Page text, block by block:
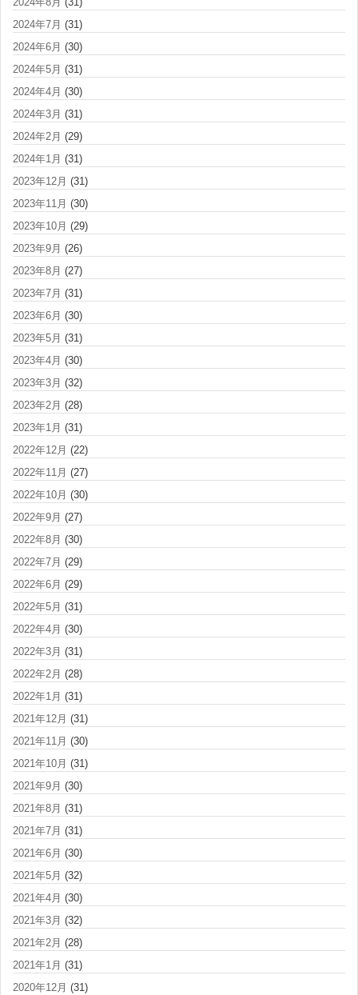
2024年7月 (31)
2024年6月 (30)
2024年5月 (31)
2024年4月 (30)
2024年3月 (31)
2024年2月 (29)
2024年1月 (31)
2023年12月 (31)
2023年11月 (30)
2023年10月 (29)
2023年9月 (26)
2023年8月 (27)
2023年7月 (31)
2023年6月 (30)
2023年5月 (31)
2023年4月 (30)
2023年3月 (32)
2023年2月 (28)
2023年1月 (31)
2022年12月 (22)
2022年11月 (27)
2022年10月 (30)
2022年9月 (27)
2022年8月 (30)
2022年7月 (29)
2022年6月 (29)
2022年5月 (31)
2022年4月 (30)
2022年3月 (31)
2022年2月 (28)
2022年1月 (31)
2021年12月 (31)
2021年11月 (30)
2021年10月 (31)
2021年9月 (30)
2021年8月 (31)
2021年7月 (31)
2021年6月 (30)
2021年5月 (32)
2021年4月 (30)
2021年3月 (32)
2021年2月 (28)
2021年1月 (31)
2020年12月 (31)